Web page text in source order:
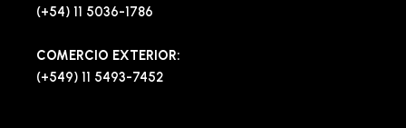
(+54) 11 5036-1786
COMERCIO EXTERIOR:
(+549) 11 5493-7452